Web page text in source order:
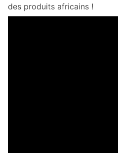
des produits africains !